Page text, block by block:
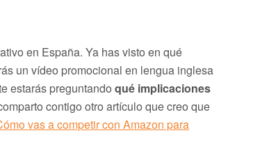
en España. Ya has visto en qué
un vídeo promocional en lengua inglesa
estarás preguntando qué implicaciones
contigo otro artículo que creo que
vas a competir con Amazon para